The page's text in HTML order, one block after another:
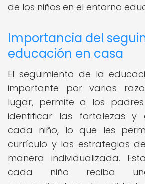
de los niños en el entorno
Importancia del
educación en casa
El seguimiento de la
importante por varias
lugar, permite a los
identificar las fortalezas y
cada niño, lo que les
currículo y las estrategias
manera individualizada.
cada niño reciba